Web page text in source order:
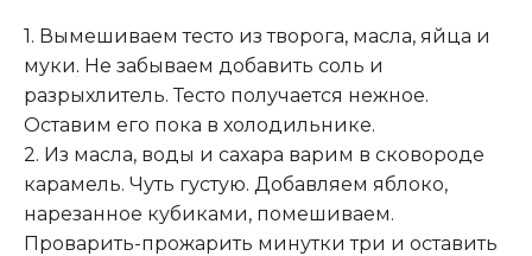
1. Вымешиваем тесто из творога, масла, яйца и
муки. Не забываем добавить соль и
разрыхлитель. Тесто получается нежное.
Оставим его пока в холодильнике.
2. Из масла, воды и сахара варим в сковороде
карамель. Чуть густую. Добавляем яблоко,
нарезанное кубиками, помешиваем.
Проварить-прожарить минутки три и оставить